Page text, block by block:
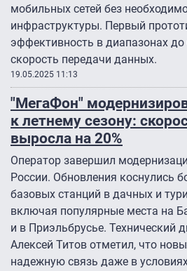
мобильных сетей без
инфраструктуры. Первый
эффективность в диапазонах до
скорость передачи данных.
19.05.2025 11:13
"МегаФон"
к летнему сезону:
выросла на 20%
Оператор завершил
России. Обновления коснулись
базовых станций в дачных и
включая популярные места на
и в Приэльбрусье. Технический
Алексей Титов отметил, что
надежную связь даже в